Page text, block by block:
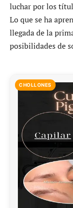
luchar por los
Lo que se ha
llegada de la
posibilidades de
CHOLLONES